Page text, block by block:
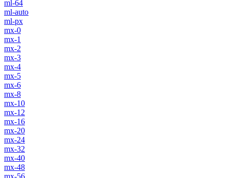
ml-64
ml-auto
ml-px
mx-0
mx-1
mx-2
mx-3
mx-4
mx-5
mx-6
mx-8
mx-10
mx-12
mx-16
mx-20
mx-24
mx-32
mx-40
mx-48
mx-56